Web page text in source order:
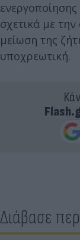
σχετικά με
μείωση της
υποχρεωτική.
Διάβασε